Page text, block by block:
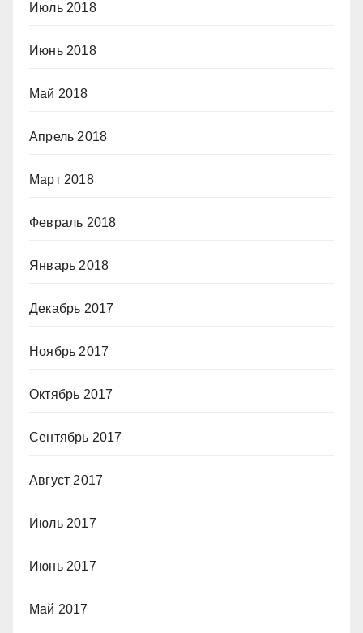
Июль 2018
Июнь 2018
Май 2018
Апрель 2018
Март 2018
Февраль 2018
Январь 2018
Декабрь 2017
Ноябрь 2017
Октябрь 2017
Сентябрь 2017
Август 2017
Июль 2017
Июнь 2017
Май 2017